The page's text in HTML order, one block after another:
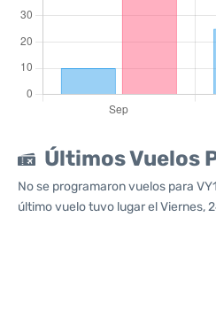
Últimos Vuelos
No se programaron vuelos para
último vuelo tuvo lugar el Viernes,